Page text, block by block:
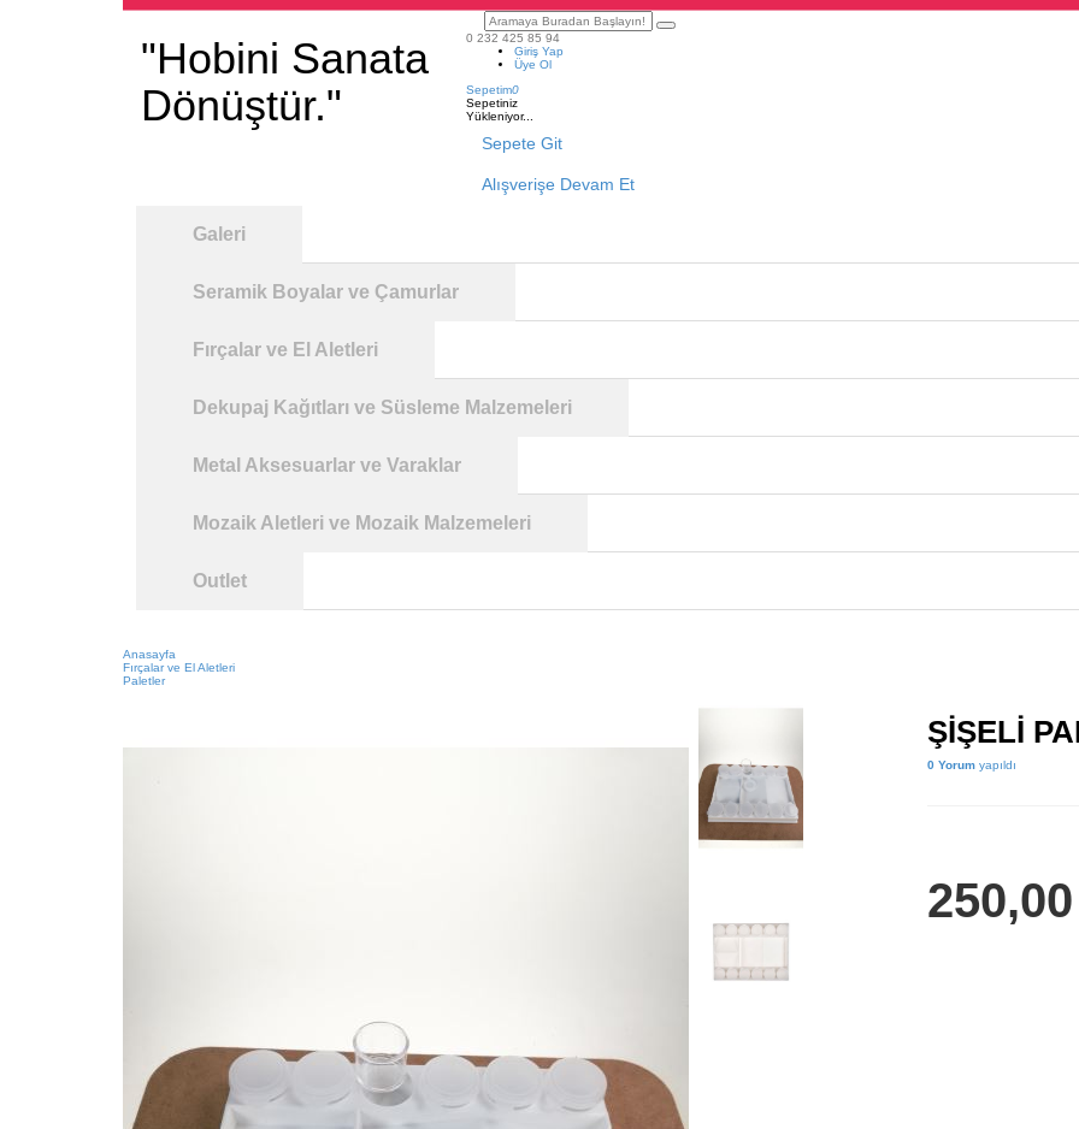
"Hobini Sanata
Dönüştür."
0 232 425 85 94
Giriş Yap
Üye Ol
Sepetim0
Sepetiniz
Yükleniyor...
Sepete Git
Alışverişe Devam Et
Galeri
Seramik Boyalar ve Çamurlar
Fırçalar ve El Aletleri
Dekupaj Kağıtları ve Süsleme Malzemeleri
Metal Aksesuarlar ve Varaklar
Mozaik Aletleri ve Mozaik Malzemeleri
Outlet
Anasayfa
Fırçalar ve El Aletleri
Paletler
ŞİŞELİ
0 Yorumyapıldı
250,00